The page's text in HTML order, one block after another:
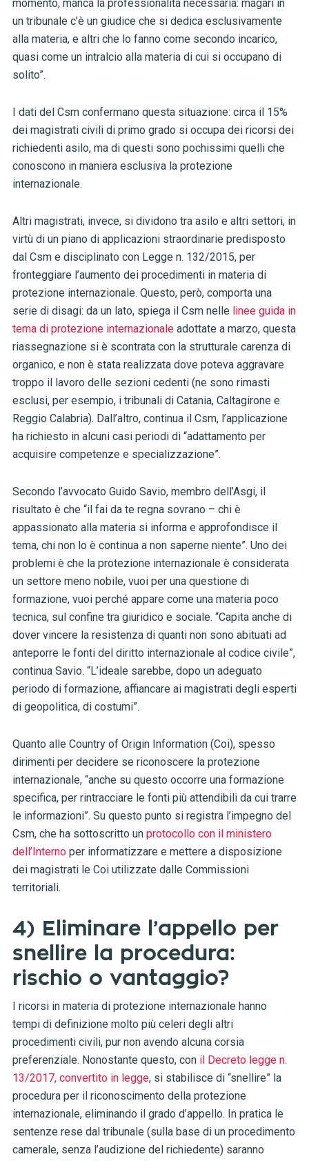
momento, manca la professionalità necessaria: magari in
un tribunale c’è un giudice che si dedica esclusivamente
alla materia, e altri che lo fanno come secondo incarico,
quasi come un intralcio alla materia di cui si occupano di
solito”.
I dati del Csm confermano questa situazione: circa il 15%
dei magistrati civili di primo grado si occupa dei ricorsi dei
richiedenti asilo, ma di questi sono pochissimi quelli che
conoscono in maniera esclusiva la protezione
internazionale.
Altri magistrati, invece, si dividono tra asilo e altri settori, in
virtù di un piano di applicazioni straordinarie predisposto
dal Csm e disciplinato con Legge n. 132/2015, per
fronteggiare l’aumento dei procedimenti in materia di
protezione internazionale. Questo, però, comporta una
serie di disagi: da un lato, spiega il Csm nelle linee guida in
tema di protezione internazionaleadottate a marzo, questa
riassegnazione si è scontrata con la strutturale carenza di
organico, e non è stata realizzata dove poteva aggravare
troppo il lavoro delle sezioni cedenti (ne sono rimasti
esclusi, per esempio, i tribunali di Catania, Caltagirone e
Reggio Calabria). Dall’altro, continua il Csm, l’applicazione
ha richiesto in alcuni casi periodi di “adattamento per
acquisire competenze e specializzazione”.
Secondo l’avvocato Guido Savio, membro dell’Asgi, il
risultato è che “il fai da te regna sovrano – chi è
appassionato alla materia si informa e approfondisce il
tema, chi non lo è continua a non saperne niente”. Uno dei
problemi è che la protezione internazionale è considerata
un settore meno nobile, vuoi per una questione di
formazione, vuoi perché appare come una materia poco
tecnica, sul confine tra giuridico e sociale. “Capita anche di
dover vincere la resistenza di quanti non sono abituati ad
anteporre le fonti del diritto internazionale al codice civile”,
continua Savio. “L’ideale sarebbe, dopo un adeguato
periodo di formazione, affiancare ai magistrati degli esperti
di geopolitica, di costumi”.
Quanto alle Country of Origin Information (Coi), spesso
dirimenti per decidere se riconoscere la protezione
internazionale, “anche su questo occorre una formazione
specifica, per rintracciare le fonti più attendibili da cui trarre
le informazioni”. Su questo punto si registra l’impegno del
Csm, che ha sottoscritto un protocollo con il ministero
dell’Internoper informatizzare e mettere a disposizione
dei magistrati le Coi utilizzate dalle Commissioni
territoriali.
4) Eliminare l’appello per
snellire la procedura:
rischio o vantaggio?
I ricorsi in materia di protezione internazionale hanno
tempi di definizione molto più celeri degli altri
procedimenti civili, pur non avendo alcuna corsia
preferenziale. Nonostante questo, con il Decreto legge n.
13/2017, convertito in legge, si stabilisce di “snellire” la
procedura per il riconoscimento della protezione
internazionale, eliminando il grado d’appello. In pratica le
sentenze rese dal tribunale (sulla base di un procedimento
camerale, senza l’audizione del richiedente) saranno